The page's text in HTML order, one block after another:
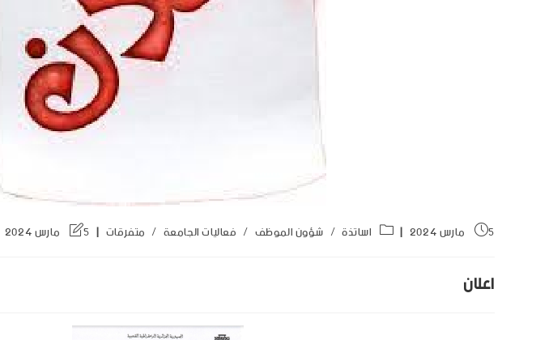
5 مارس 2024 اساتذة / شؤون الموظف / فعاليات الجامعة / متفرقات 5 مارس 2024
اعلان